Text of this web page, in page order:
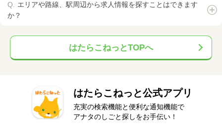
エリアや路線、駅周辺から求人情報を探すことはできます
か？
はたらこねっとTOPへ
はたらこねっと公式アプリ
充実の検索機能と便利な通知機能で
アナタのしごと探しをお手伝い！